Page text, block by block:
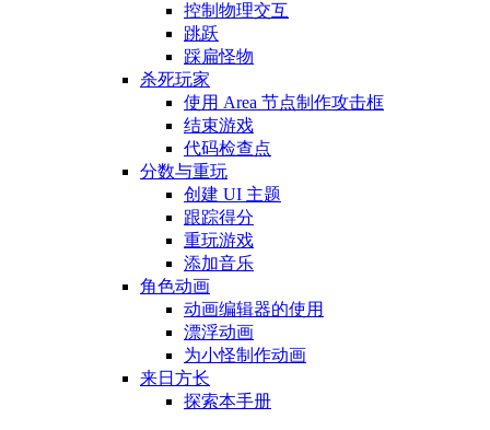
控制物理交互
跳跃
踩扁怪物
杀死玩家
使用 Area 节点制作攻击框
结束游戏
代码检查点
分数与重玩
创建 UI 主题
跟踪得分
重玩游戏
添加音乐
角色动画
动画编辑器的使用
漂浮动画
为小怪制作动画
来日方长
探索本手册